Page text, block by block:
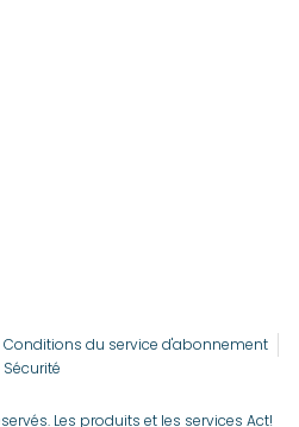
Conditions du service d'abonnement
Sécurité
Les produits et les services Act!